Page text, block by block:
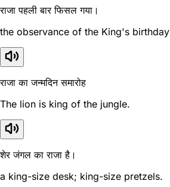
राजा पहली बार फिसल गया।
the observance of the King's birthday
राजा का जन्मदिन समारोह
The lion is king of the jungle.
शेर जंगल का राजा है।
a king-size desk; king-size pretzels.